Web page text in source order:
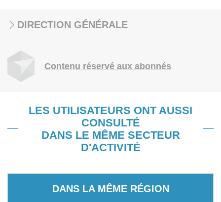
DIRECTION GÉNÉRALE
Contenu réservé aux abonnés
LES UTILISATEURS ONT AUSSI
CONSULTÉ
DANS LE MÊME SECTEUR
D'ACTIVITÉ
DANS LA MÊME RÉGION